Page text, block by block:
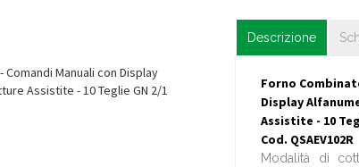
Descrizione
Forno
Display
Assistite - 10
Cod. QSAEV102R
Modalità di